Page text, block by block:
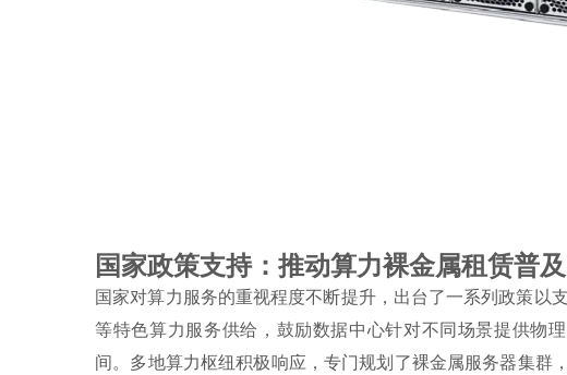
国家政策支持：推动算力裸金属租赁普及
国家对算力服务的重视程度不断提升，出台了一系列政策以
等特色算力服务供给，鼓励数据中心针对不同场景提供物
间。多地算力枢纽积极响应，专门规划了裸金属服务器集群